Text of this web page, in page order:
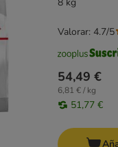
54,49 €
6,81 € / kg
51,77 €
Valorar: 4.7/5